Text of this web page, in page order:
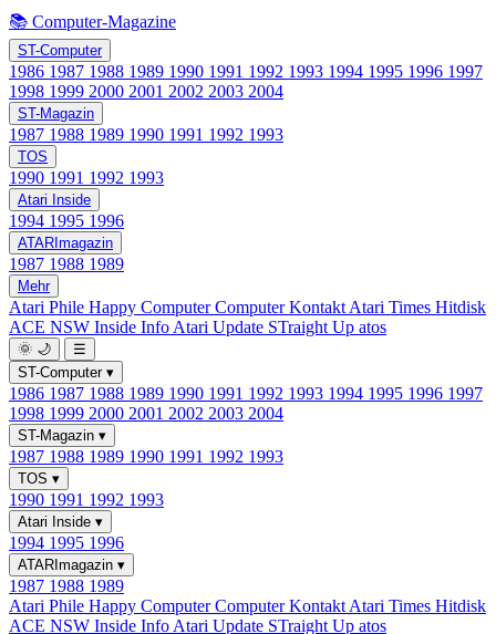
📚 Computer-Magazine
ST-Computer
1986 1987 1988 1989 1990 1991 1992 1993 1994 1995 1996 1997
1998 1999 2000 2001 2002 2003 2004
ST-Magazin
1987 1988 1989 1990 1991 1992 1993
TOS
1990 1991 1992 1993
Atari Inside
1994 1995 1996
ATARImagazin
1987 1988 1989
Mehr
Atari Phile Happy ComputerComputer Kontakt Atari Times Hitdisk
ACE NSW Inside Info Atari Update STraight Up atos
🌞 🌙
☰
ST-Computer ▾
1986 1987 1988 1989 1990 1991 1992 1993 1994 1995 1996 1997
1998 1999 2000 2001 2002 2003 2004
ST-Magazin ▾
1987 1988 1989 1990 1991 1992 1993
TOS ▾
1990 1991 1992 1993
Atari Inside ▾
1994 1995 1996
ATARImagazin ▾
1987 1988 1989
Atari Phile Happy ComputerComputer Kontakt Atari Times Hitdisk
ACE NSW Inside Info Atari Update STraight Up atos